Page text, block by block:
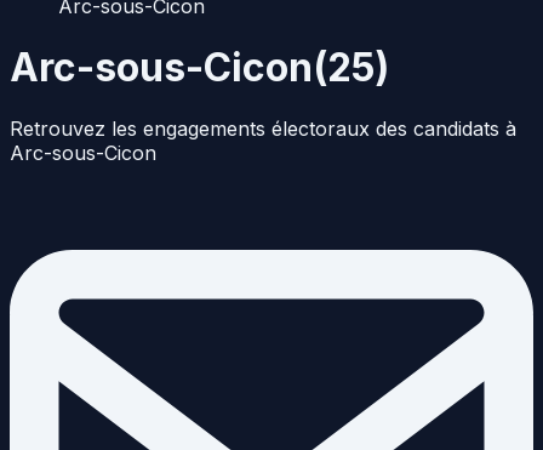
Arc-sous-Cicon
Arc-sous-Cicon(25)
Retrouvez les engagements électoraux des candidats à
Arc-sous-Cicon